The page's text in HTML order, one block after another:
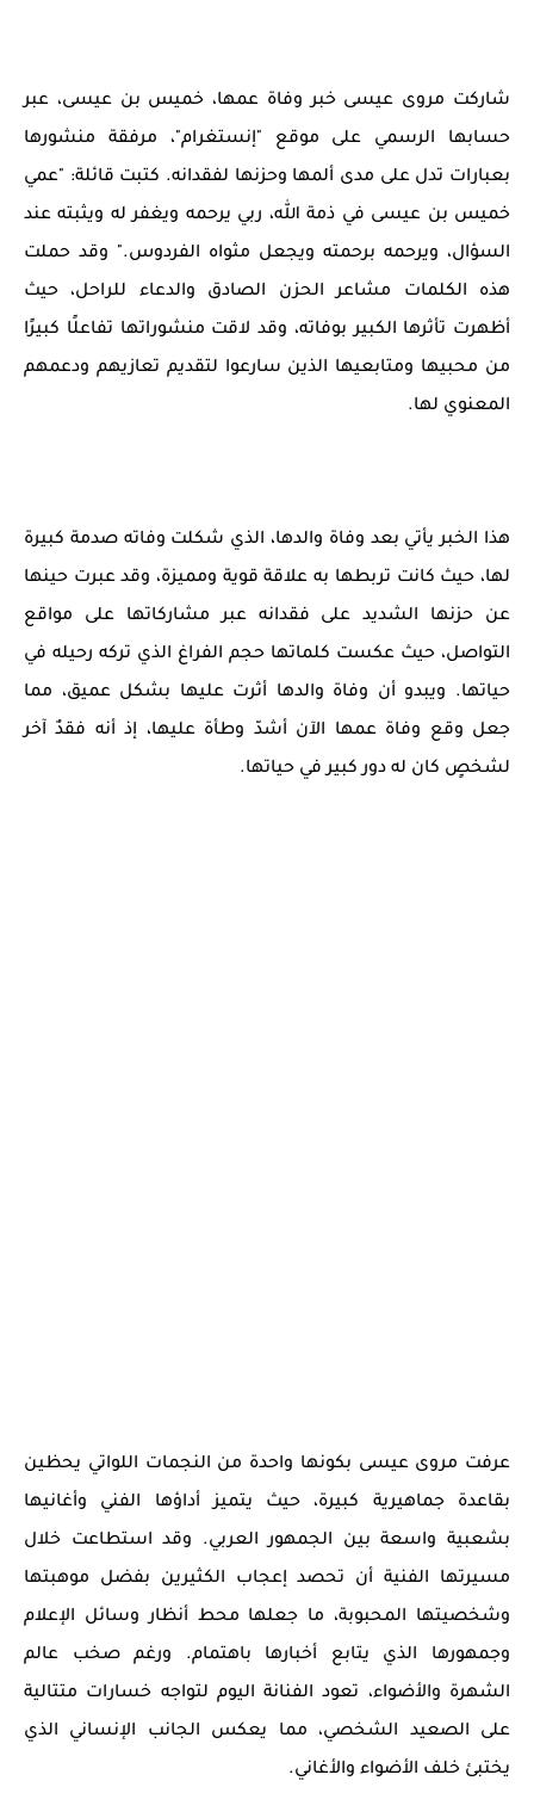
شاركت مروى عيسى خبر وفاة عمها، خميس بن عيسى، عبر
حسابها الرسمي على موقع "إنستغرام"، مرفقة منشورها
بعبارات تدل على مدى ألمها وحزنها لفقدانه. كتبت قائلة: "عمي
خميس بن عيسى في ذمة الله، ربي يرحمه ويغفر له ويثبته عند
السؤال، ويرحمه برحمته ويجعل مثواه الفردوس." وقد حملت
هذه الكلمات مشاعر الحزن الصادق والدعاء للراحل، حيث
أظهرت تأثرها الكبير بوفاته، وقد لاقت منشوراتها تفاعلًا كبيرًا
من محبيها ومتابعيها الذين سارعوا لتقديم تعازيهم ودعمهم
المعنوي لها.
هذا الخبر يأتي بعد وفاة والدها، الذي شكلت وفاته صدمة كبيرة
لها، حيث كانت تربطها به علاقة قوية ومميزة، وقد عبرت حينها
عن حزنها الشديد على فقدانه عبر مشاركاتها على مواقع
التواصل، حيث عكست كلماتها حجم الفراغ الذي تركه رحيله في
حياتها. ويبدو أن وفاة والدها أثرت عليها بشكل عميق، مما
جعل وقع وفاة عمها الآن أشدّ وطأة عليها، إذ أنه فقدٌ آخر
لشخصٍ كان له دور كبير في حياتها.
عرفت مروى عيسى بكونها واحدة من النجمات اللواتي يحظين
بقاعدة جماهيرية كبيرة، حيث يتميز أداؤها الفني وأغانيها
بشعبية واسعة بين الجمهور العربي. وقد استطاعت خلال
مسيرتها الفنية أن تحصد إعجاب الكثيرين بفضل موهبتها
وشخصيتها المحبوبة، ما جعلها محط أنظار وسائل الإعلام
وجمهورها الذي يتابع أخبارها باهتمام. ورغم صخب عالم
الشهرة والأضواء، تعود الفنانة اليوم لتواجه خسارات متتالية
على الصعيد الشخصي، مما يعكس الجانب الإنساني الذي
يختبئ خلف الأضواء والأغاني.